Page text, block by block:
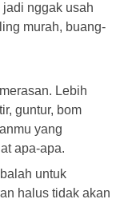
jadi nggak usah
murah, buang-
Lebih
guntur, bom
yang
apa-apa.
untuk
halus tidak akan